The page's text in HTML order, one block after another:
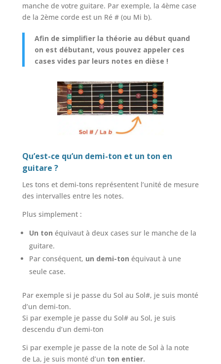
manche de votre guitare. Par exemple, la 4ème case
de la 2ème corde est un Ré # (ou Mi b).
Afin de simplifier la théorie au début quand
on est débutant, vous pouvez appeler ces
cases vides par leurs notes en dièse !
Qu’est-ce qu’un demi-ton et un ton en
guitare ?
Les tons et demi-tons représentent l’unité de mesure
des intervalles entre les notes.
Plus simplement :
Un ton équivaut à deux cases sur le manche de la
guitare.
Par conséquent, un demi-ton équivaut à une
seule case.
Par exemple si je passe du Sol au Sol#, je suis monté
d’un demi-ton.
Si par exemple je passe du Sol# au Sol, je suis
descendu d’un demi-ton
Si par exemple je passe de la note de Sol à la note
de La, je suis monté d’un ton entier.